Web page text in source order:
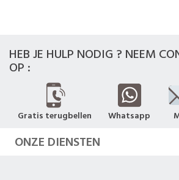
HEB JE HULP NODIG ? NEEM
OP :
Gratis terugbellen Whatsapp
ONZE DIENSTEN